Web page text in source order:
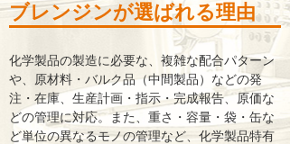
ブレンジンが選ばれる理由
化学製品の製造に必要な、複雑な配合パターン
や、原材料・バルク品（中間製品）などの発
注・在庫、生産計画・指示・完成報告、原価な
どの管理に対応。また、重さ・容量・袋・缶な
ど単位の異なるモノの管理など、化学製品特有